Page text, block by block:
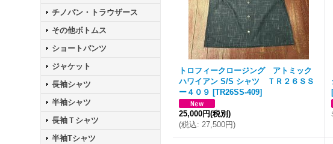
チノパン・トラウザース
その他ボトムス
ショートパンツ
ジャケット
長袖シャツ
半袖シャツ
長袖Ｔシャツ
半袖Tシャツ
トロフィークロージング アトミック
ハワイアン S/S シャツ ＴＲ２６ＳＳ
ー４０９ [TR26SS-409]
25,000円(税別)
(税込: 27,500円)